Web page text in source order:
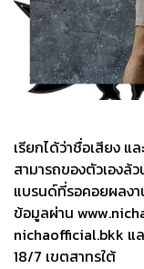
เรียกได้ว่าชื่อเสียง แ
สามารถของตัวเอง
แบรนด์ที่รอคอยผลง
ข้อมูลผ่าน
nichaofficial.bkk แ
18/7 เขตสาทรใต้